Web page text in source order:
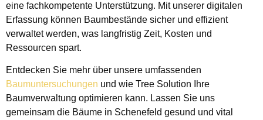
eine fachkompetente Unterstützung. Mit unserer digitalen
Erfassung können Baumbestände sicher und effizient
verwaltet werden, was langfristig Zeit, Kosten und
Ressourcen spart.
Entdecken Sie mehr über unsere umfassenden
Baumuntersuchungen und wie Tree Solution Ihre
Baumverwaltung optimieren kann. Lassen Sie uns
gemeinsam die Bäume in Schenefeld gesund und vital